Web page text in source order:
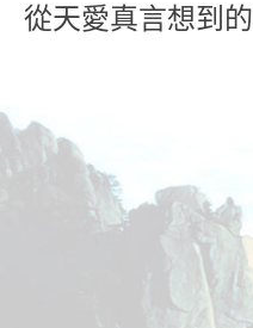
從天愛真言想到的